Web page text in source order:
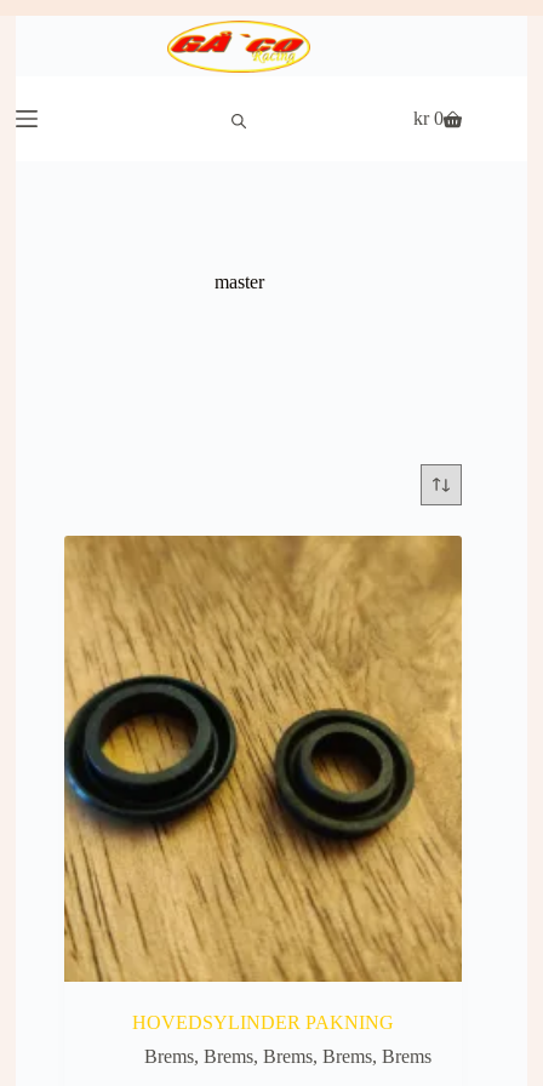
Handlekurv
kr0
master
HOVEDSYLINDER PAKNING
Brems, Brems, Brems, Brems, Brems